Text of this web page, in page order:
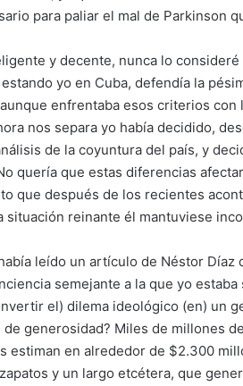
para paliar el mal de Parkinson
y decente, nunca lo
yo en Cuba, defendía la
enfrentaba esos criterios
nos separa yo había decidido,
de la coyuntura del país, y
quería que estas diferencias
que después de los recientes
situación reinante él mantuviese
leído un artículo de Néstor Díaz
semejante a la que yo
el) dilema ideológico (en) un
generosidad? Miles de millones
estiman en alrededor de $2.300
y un largo etcétera, que